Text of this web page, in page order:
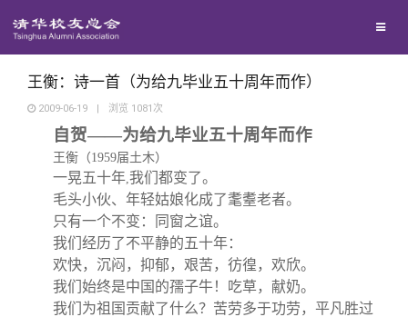
西南联大校友会
义工计划
新媒体平台
青春风采
校友文苑
校友讲坛
校友视界
校友服务
王衡：诗一首（为给九毕业五十周年而作）
2009-06-19 | 浏览 1081 次
自贺——为给九毕业五十周年而作
王衡（1959届土木）
一晃五十年,我们都变了。
毛头小伙、年轻姑娘化成了耄耋老者。
只有一个不变：同窗之谊。
我们经历了不平静的五十年：
欢快，沉闷，抑郁，艰苦，彷徨，欢欣。
我们始终是中国的孺子牛！吃草，献奶。
我们为祖国贡献了什么？苦劳多于功劳，平凡胜过